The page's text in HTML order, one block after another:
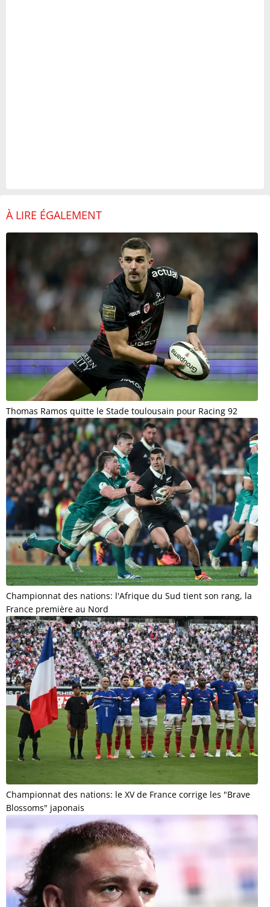
À LIRE ÉGALEMENT
Thomas Ramos quitte le Stade toulousain pour Racing 92
Championnat des nations: l'Afrique du Sud tient son rang, la
France première au Nord
Championnat des nations: le XV de France corrige les "Brave
Blossoms" japonais